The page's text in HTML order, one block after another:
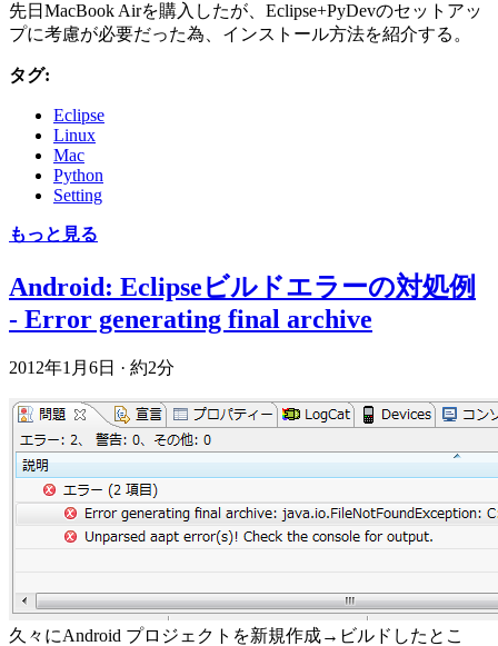
先日MacBook Airを購入したが、Eclipse+PyDevのセットアッ
プに考慮が必要だった為、インストール方法を紹介する。
タグ:
Eclipse
Linux
Mac
Python
Setting
もっと見る
Android: Eclipseビルドエラーの対処例
- Error generating final archive
2012年1月6日 · 約2分
久々にAndroid プロジェクトを新規作成→ビルドしたとこ